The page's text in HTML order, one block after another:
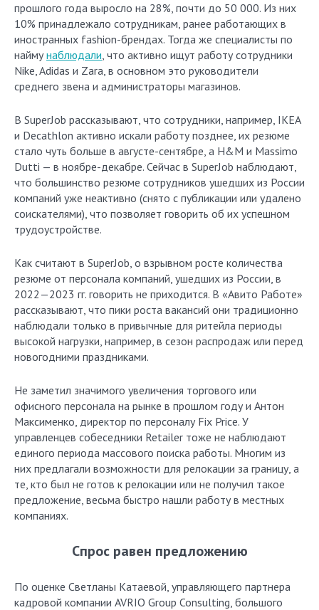
прошлого года выросло на 28%, почти до 50 000. Из них
10% принадлежало сотрудникам, ранее работающих в
иностранных fashion-брендах. Тогда же специалисты по
наймунаблюдали, что активно ищут работу сотрудники
Nike, Adidas и Zara, в основном это руководители
среднего звена и администраторы магазинов.
В SuperJob рассказывают, что сотрудники, например, IKEA
и Decathlon активно искали работу позднее, их резюме
стало чуть больше в августе-сентябре, а H&M и Massimo
Dutti — в ноябре-декабре. Сейчас в SuperJob наблюдают,
что большинство резюме сотрудников ушедших из России
компаний уже неактивно (снято с публикации или удалено
соискателями), что позволяет говорить об их успешном
трудоустройстве.
Как считают в SuperJob, о взрывном росте количества
резюме от персонала компаний, ушедших из России, в
2022—2023 гг. говорить не приходится. В «Авито Работе»
рассказывают, что пики роста вакансий они традиционно
наблюдали только в привычные для ритейла периоды
высокой нагрузки, например, в сезон распродаж или перед
новогодними праздниками.
Не заметил значимого увеличения торгового или
офисного персонала на рынке в прошлом году и Антон
Максименко, директор по персоналу Fix Price. У
управленцев собеседники Retailer тоже не наблюдают
единого периода массового поиска работы. Многим из
них предлагали возможности для релокации за границу, а
те, кто был не готов к релокации или не получил такое
предложение, весьма быстро нашли работу в местных
компаниях.
Спрос равен предложению
По оценке Светланы Катаевой, управляющего партнера
кадровой компании AVRIO Group Consulting, большого